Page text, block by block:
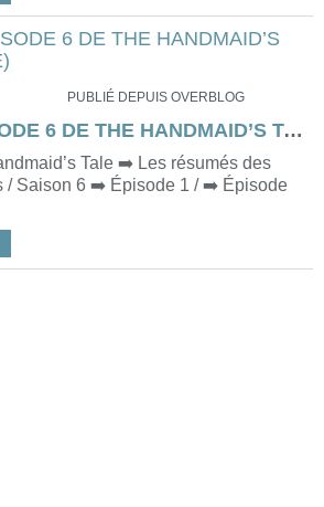
PUBLIÉ DEPUIS OVERBLOG
SAISON 6 - ÉPISODE 6 DE THE HANDMAID’S TALE (SURPRISE)
Tale ➡️ Les résumés des
/ Saison 6 ➡️ Épisode 1 / ➡️ Épisode